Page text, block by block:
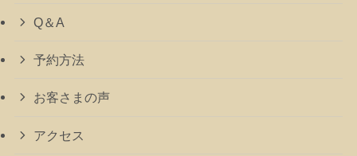
Q＆A
予約方法
お客さまの声
アクセス